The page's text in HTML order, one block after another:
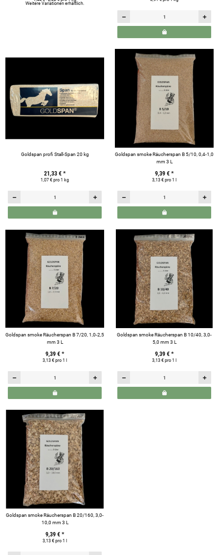
Weitere Variationen erhältlich.
Goldspan profi Stall-Span 20 kg
21,33 € *
1,07 € pro 1 kg
Goldspan smoke Räucherspan B 5/10, 0,4-1,0
mm 3 L
9,39 € *
3,13 € pro 1 l
Goldspan smoke Räucherspan B 7/20, 1,0-2,5
mm 3 L
9,39 € *
3,13 € pro 1 l
Goldspan smoke Räucherspan B 10/40, 3,0-
5,0 mm 3 L
9,39 € *
3,13 € pro 1 l
Goldspan smoke Räucherspan B 20/160, 3,0-
10,0 mm 3 L
9,39 € *
3,13 € pro 1 l